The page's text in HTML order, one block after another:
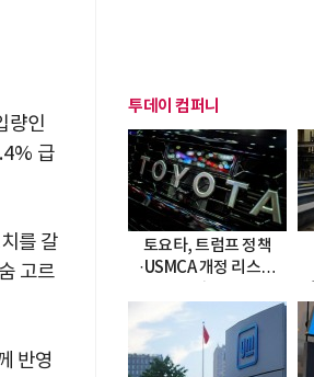
량인
급
를 갈
고르
반영
투데이 컴퍼니
토요타, 트럼프 정책
·USMCA 개정 리스크